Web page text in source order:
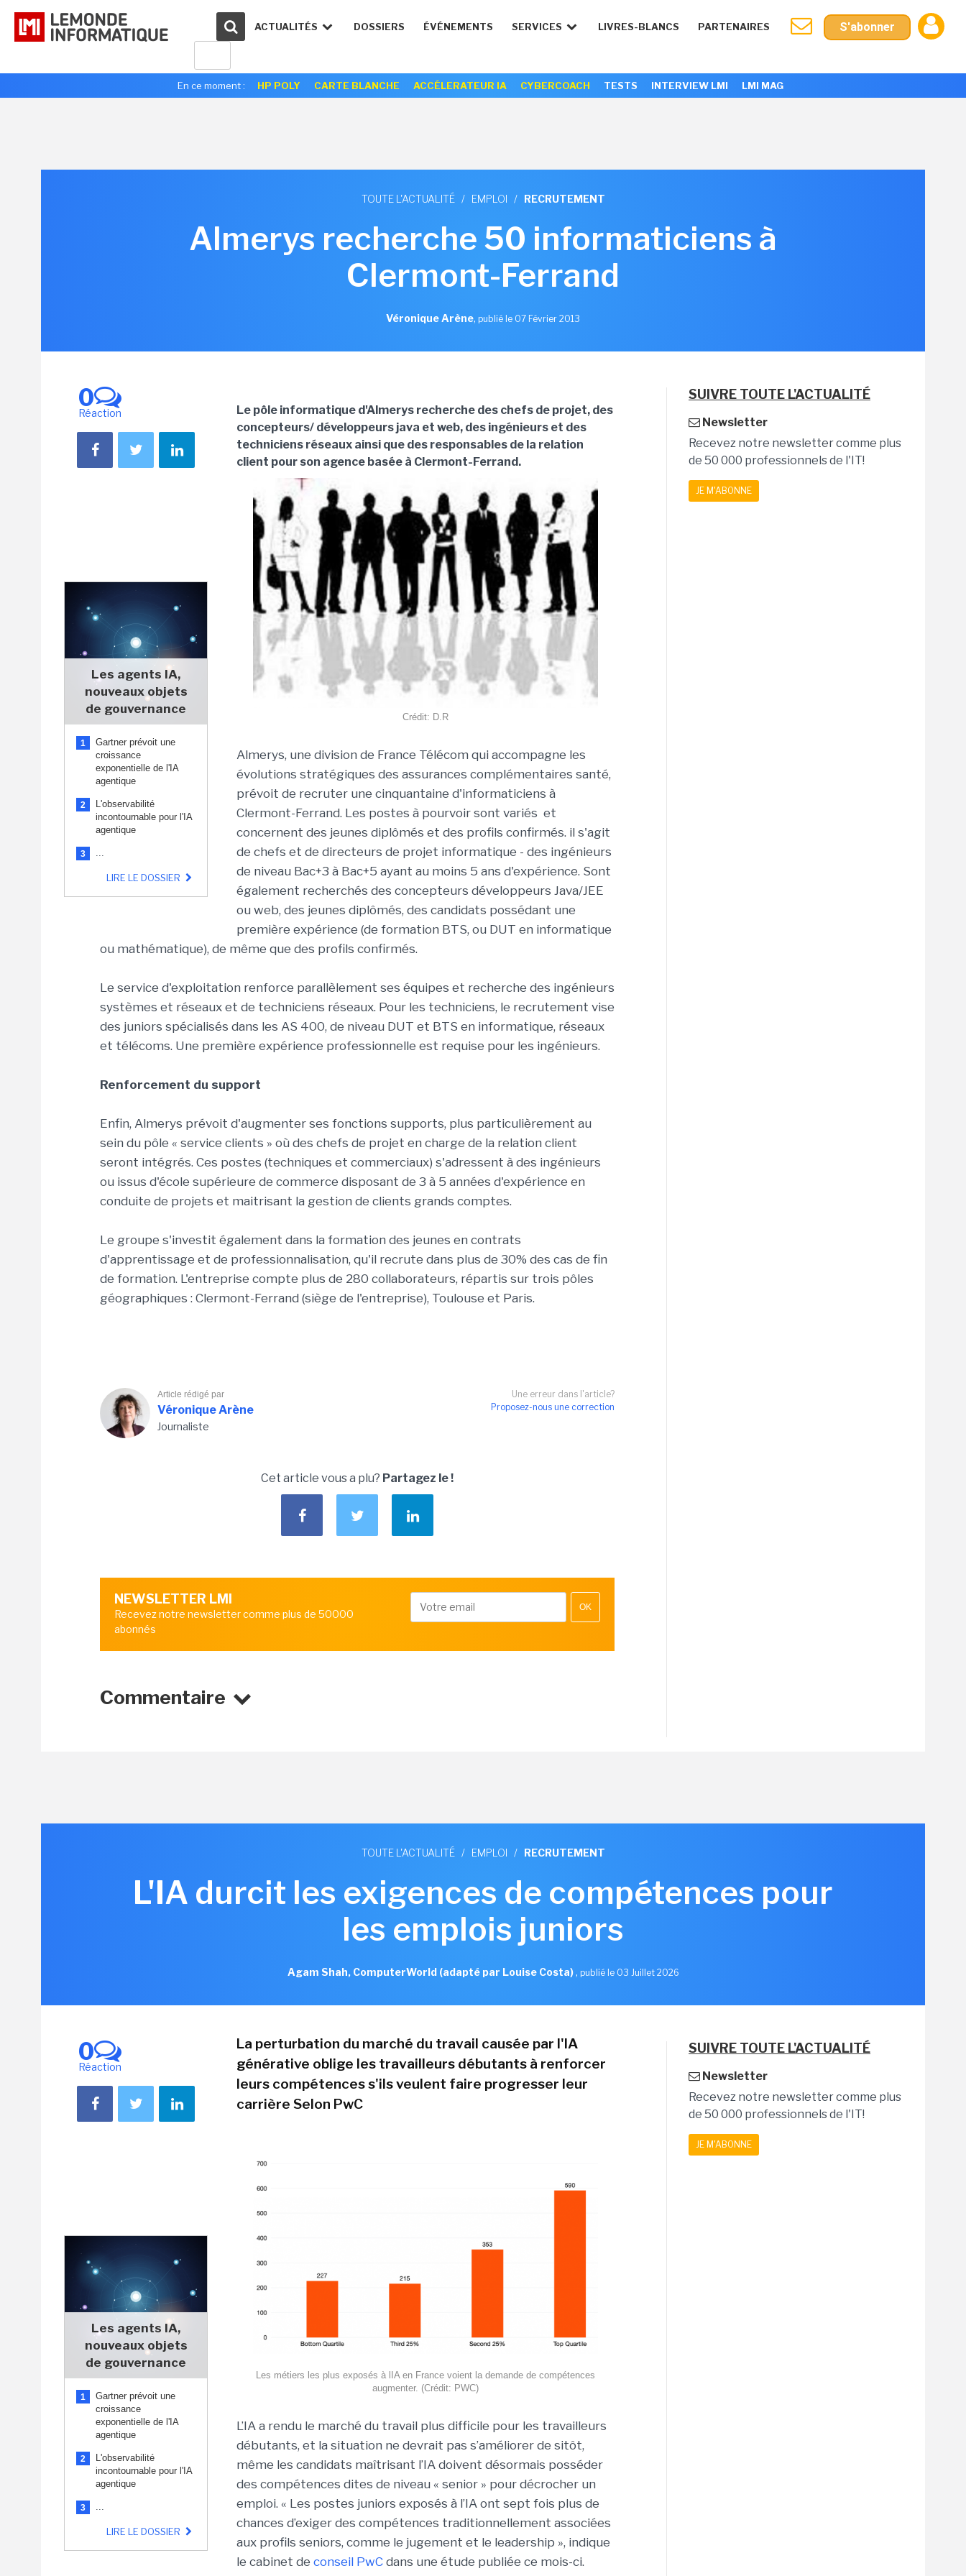
ACTUALITÉS DOSSIERS ÉVÉNEMENTS SERVICES LIVRES-BLANCS PARTENAIRES S'abonner
En ce moment : HP POLY CARTE BLANCHE ACCÉLERATEUR IA CYBERCOACH TESTS INTERVIEW LMI LMI MAG
TOUTE L'ACTUALITÉ / EMPLOI / RECRUTEMENT
Almerys recherche 50 informaticiens à
Clermont-Ferrand
Véronique Arène, publié le 07 Février 2013
0
Réaction
Les agents IA,
nouveaux objets
de gouvernance
1
Gartner prévoit une
croissance
exponentielle de l'IA
agentique
2
L'observabilité
incontournable pour l'IA
agentique
3 ...
LIRE LE DOSSIER
Le pôle informatique d'Almerys recherche des chefs de projet, des
concepteurs/ développeurs java et web, des ingénieurs et des
techniciens réseaux ainsi que des responsables de la relation
client pour son agence basée à Clermont-Ferrand.
Crédit: D.R
Almerys, une division de France Télécom qui accompagne les
évolutions stratégiques des assurances complémentaires santé,
prévoit de recruter une cinquantaine d'informaticiens à
Clermont-Ferrand. Les postes à pourvoir sont variés et
concernent des jeunes diplômés et des profils confirmés. il s'agit
de chefs et de directeurs de projet informatique - des ingénieurs
de niveau Bac+3 à Bac+5 ayant au moins 5 ans d'expérience. Sont
également recherchés des concepteurs développeurs Java/JEE
ou web, des jeunes diplômés, des candidats possédant une
première expérience (de formation BTS, ou DUT en informatique
ou mathématique), de même que des profils confirmés.
Le service d'exploitation renforce parallèlement ses équipes et recherche des ingénieurs
systèmes et réseaux et de techniciens réseaux. Pour les techniciens, le recrutement vise
des juniors spécialisés dans les AS 400, de niveau DUT et BTS en informatique, réseaux
et télécoms. Une première expérience professionnelle est requise pour les ingénieurs.
Renforcement du support
Enfin, Almerys prévoit d'augmenter ses fonctions supports, plus particulièrement au
sein du pôle « service clients » où des chefs de projet en charge de la relation client
seront intégrés. Ces postes (techniques et commerciaux) s'adressent à des ingénieurs
ou issus d'école supérieure de commerce disposant de 3 à 5 années d'expérience en
conduite de projets et maitrisant la gestion de clients grands comptes.
Le groupe s'investit également dans la formation des jeunes en contrats
d'apprentissage et de professionnalisation, qu'il recrute dans plus de 30% des cas de fin
de formation. L'entreprise compte plus de 280 collaborateurs, répartis sur trois pôles
géographiques : Clermont-Ferrand (siège de l'entreprise), Toulouse et Paris.
Une erreur dans l'article?
Proposez-nous une correction
Article rédigé par
Véronique Arène
Journaliste
Cet article vous a plu? Partagez le !
NEWSLETTER LMI
Recevez notre newsletter comme plus de 50000
abonnés
OK
Commentaire
SUIVRE TOUTE L'ACTUALITÉ
Newsletter
Recevez notre newsletter comme plus
de 50 000 professionnels de l'IT!
JE M'ABONNE
TOUTE L'ACTUALITÉ / EMPLOI / RECRUTEMENT
L'IA durcit les exigences de compétences pour
les emplois juniors
Agam Shah, ComputerWorld (adapté par Louise Costa), publié le 03 Juillet 2026
0
Réaction
Les agents IA,
nouveaux objets
de gouvernance
1
Gartner prévoit une
croissance
exponentielle de l'IA
agentique
2
L'observabilité
incontournable pour l'IA
agentique
3 ...
LIRE LE DOSSIER
La perturbation du marché du travail causée par l'IA
générative oblige les travailleurs débutants à renforcer
leurs compétences s'ils veulent faire progresser leur
carrière Selon PwC
Les métiers les plus exposés à lIA en France voient la demande de compétences
augmenter. (Crédit: PWC)
L’IA a rendu le marché du travail plus difficile pour les travailleurs
débutants, et la situation ne devrait pas s’améliorer de sitôt,
même les candidats maîtrisant l’IA doivent désormais posséder
des compétences dites de niveau « senior » pour décrocher un
emploi. « Les postes juniors exposés à l’IA ont sept fois plus de
chances d’exiger des compétences traditionnellement associées
aux profils seniors, comme le jugement et le leadership », indique
le cabinet de conseil PwC dans une étude publiée ce mois-ci.
SUIVRE TOUTE L'ACTUALITÉ
Newsletter
Recevez notre newsletter comme plus
de 50 000 professionnels de l'IT!
JE M'ABONNE